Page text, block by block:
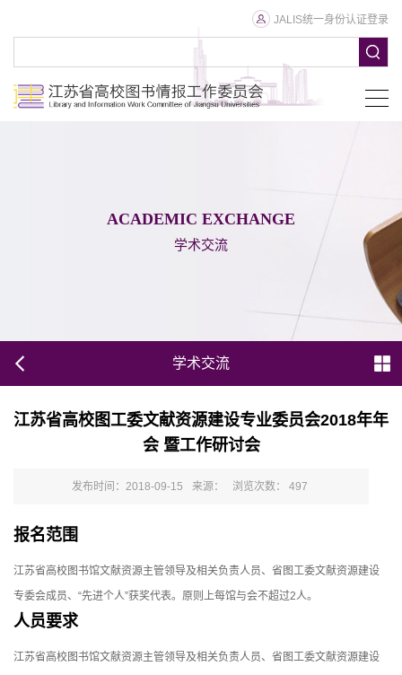
JALIS统一身份认证登录
ACADEMIC EXCHANGE
学术交流
学术交流
江苏省高校图工委文献资源建设专业委员会2018年年
会 暨工作研讨会
发布时间：2018-09-15 来源： 浏览次数： 497
报名范围
江苏省高校图书馆文献资源主管领导及相关负责人员、省图工委文献资源建设
专委会成员、“先进个人”获奖代表。原则上每馆与会不超过2人。
人员要求
江苏省高校图书馆文献资源主管领导及相关负责人员、省图工委文献资源建设